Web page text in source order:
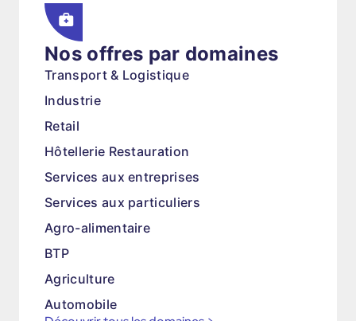
Nos offres par domaines
Transport & Logistique
Industrie
Retail
Hôtellerie Restauration
Services aux entreprises
Services aux particuliers
Agro-alimentaire
BTP
Agriculture
Automobile